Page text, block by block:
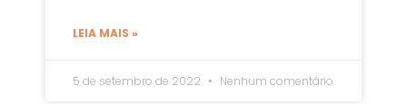
LEIA MAIS »
5 de setembro de 2022 Nenhum comentário